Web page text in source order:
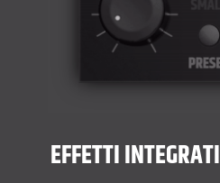
EFFETTI INTEGRATI